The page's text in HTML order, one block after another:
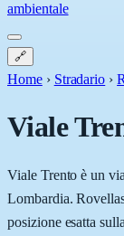
ambientale
🔗
Home › Stradario ›
Viale
Viale Trento è un
Lombardia.
posizione esatta